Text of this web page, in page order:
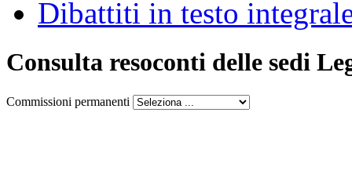
Dibattiti in testo
Consulta resoconti delle sedi
Commissioni permanenti